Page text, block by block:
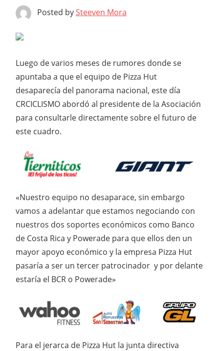
Posted bySteeven Mora
Luego de varios meses de rumores donde se
apuntaba a que el equipo de Pizza Hut
desaparecía del panorama nacional, este día
CRCICLISMO abordó al presidente de la Asociación
para consultarle directamente sobre el futuro de
este cuadro.
«Nuestro equipo no desaparace, sin embargo
vamos a adelantar que estamos negociando con
nuestros dos soportes económicos como Banco
de Costa Rica y Powerade para que ellos den un
mayor apoyo económico y la empresa Pizza Hut
pasaría a ser un tercer patrocinador y por delante
estaría el BCR o Powerade»
Para el jerarca de Pizza Hut la junta directiva